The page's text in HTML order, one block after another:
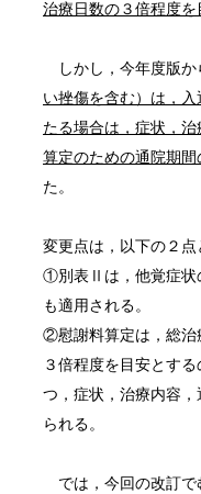
治療日数の３倍程度を
しかし，今年度版か
い挫傷を含む）は，
たる場合は，症状，
算定のための通院期間
た。
変更点は，以下の２点
①別表Ⅱは，他覚症状
も適用される。
②慰謝料算定は，総治
３倍程度を目安とす
つ，症状，治療内容
られる。
では，今回の改訂で